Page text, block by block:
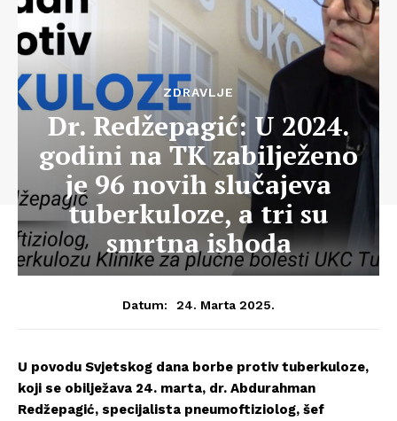
ZDRAVLJE
Dr. Redžepagić: U 2024.
godini na TK zabilježeno
je 96 novih slučajeva
tuberkuloze, a tri su
smrtna ishoda
Datum: 24. Marta 2025.
U povodu Svjetskog dana borbe protiv tuberkuloze,
koji se obilježava 24. marta, dr. Abdurahman
Redžepagić, specijalista pneumoftiziolog, šef